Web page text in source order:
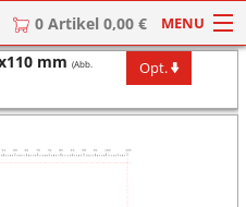
0 Artikel 0,00 € MENU
mm (Abb.
Opt.